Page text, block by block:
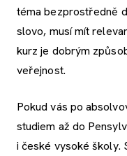
téma bezprostředně
slovo, musí mít
kurz je dobrým
veřejnost.
Pokud vás po
studiem až do
i české vysoké školy.